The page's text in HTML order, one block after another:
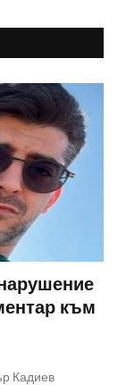
към
Кадиев